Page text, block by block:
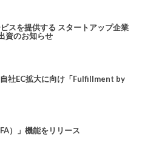
スを提供する スタートアップ企業
資のお知らせ
社EC拡大に向け「Fulfillment by
）」機能をリリース